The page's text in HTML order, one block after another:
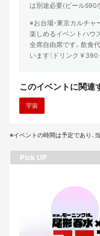
は別途必要(ビール590
※お台場・東京カルチ
楽しめるイベントハウ
全席自由席です。飲食
います（ドリンク￥390
このイベントに関連
宇宙
※イベントの時間は予定であり、
Pick UP